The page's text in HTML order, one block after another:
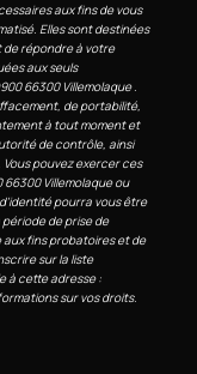
aux fins de vous
Elles sont destinées
de répondre à votre
aux seuls
66300 Villemolaque .
de portabilité,
à tout moment et
de contrôle, ainsi
pouvez exercer ces
66300 Villemolaque ou
pourra vous être
de prise de
fins probatoires et de
sur la liste
à cette adresse :
sur vos droits.